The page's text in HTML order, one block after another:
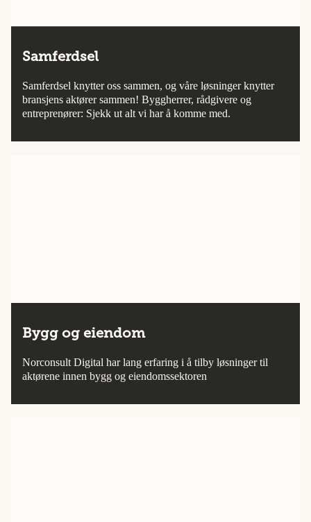
Samferdsel
Samferdsel knytter oss sammen, og våre løsninger knytter
bransjens aktører sammen! Byggherrer, rådgivere og
entreprenører: Sjekk ut alt vi har å komme med.
Bygg og eiendom
Norconsult Digital har lang erfaring i å tilby løsninger til
aktørene innen bygg og eiendomssektoren